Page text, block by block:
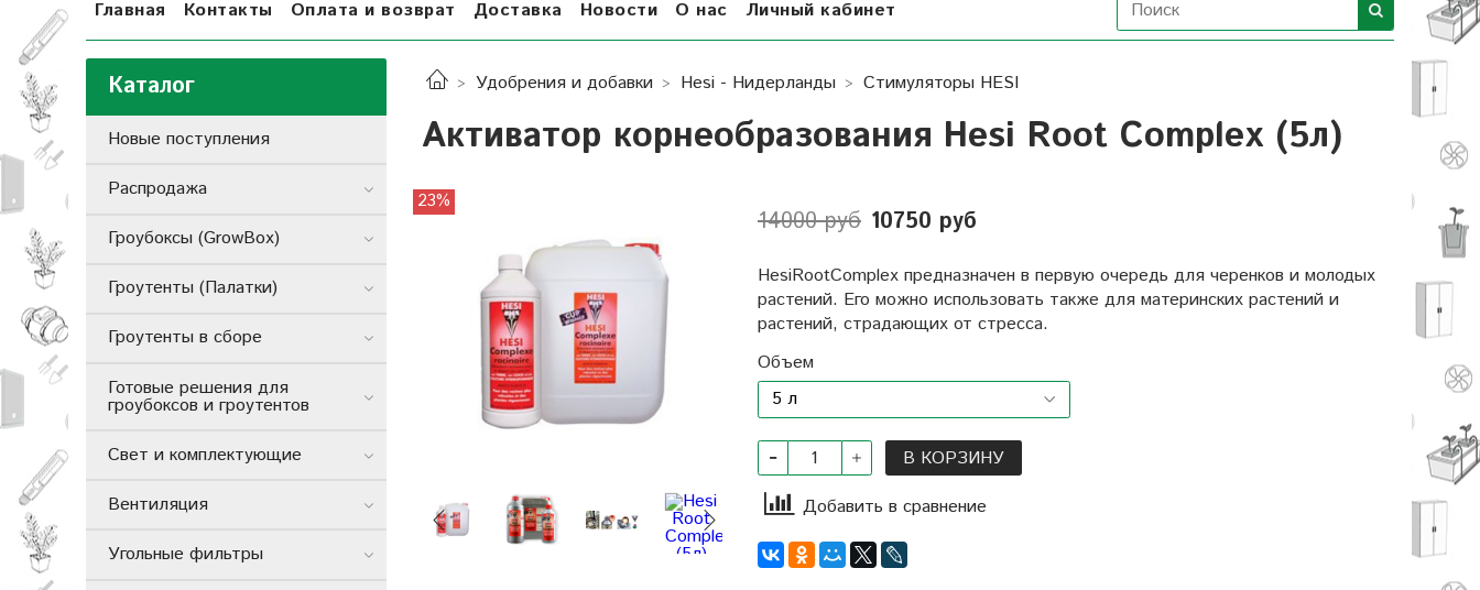
Главная Контакты Оплата и возврат Доставка Новости О нас Личный кабинет
Удобрения и добавки Hesi - Нидерланды Стимуляторы HESI
Активатор корнеобразования Hesi Root Complex (5л)
23%
14000 руб 10750 руб
HesiRootComplex предназначен в первую очередь для черенков и молодых
растений. Его можно использовать также для материнских растений и
растений, страдающих от стресса.
Объем
В КОРЗИНУ
Добавить в сравнение
Каталог
Новые поступления
Распродажа
Гроубоксы (GrowBox)
Гроутенты (Палатки)
Гроутенты в сборе
Готовые решения для
гроубоксов и гроутентов
Свет и комплектующие
Вентиляция
Угольные фильтры